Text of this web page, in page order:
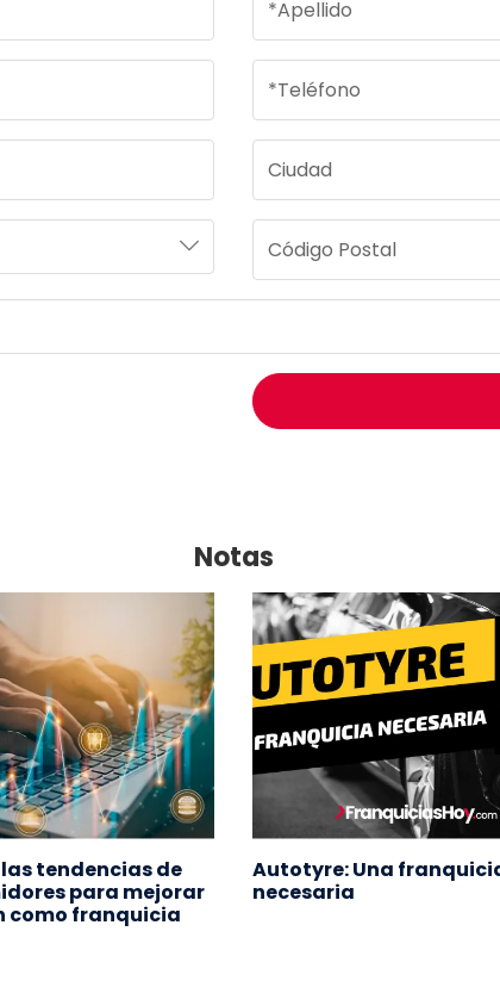
Notas
tendencias de
para mejorar
como franquicia
Autotyre: Una
necesaria